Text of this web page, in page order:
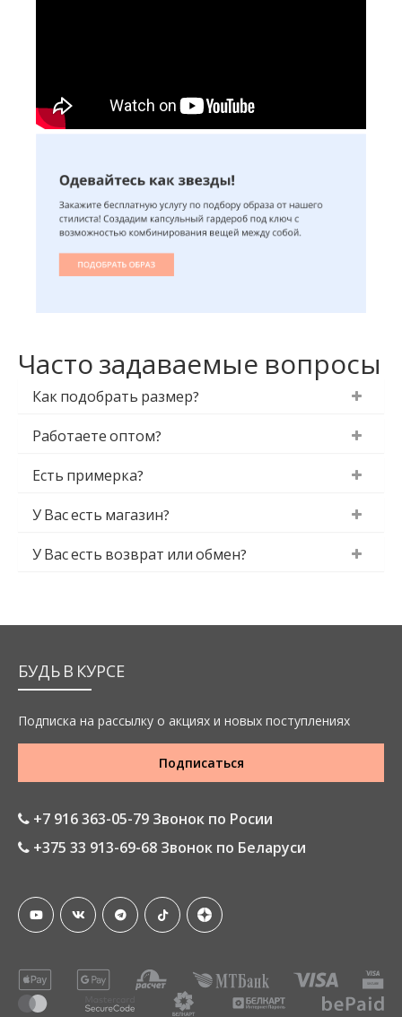
Часто задаваемые вопросы
Как подобрать размер?
Работаете оптом?
Есть примерка?
У Вас есть магазин?
У Вас есть возврат или обмен?
БУДЬ В КУРСЕ
Подписка на рассылку о акциях и новых поступлениях
Подписаться
+7 916 363-05-79 Звонок по Росии
+375 33 913-69-68 Звонок по Беларуси